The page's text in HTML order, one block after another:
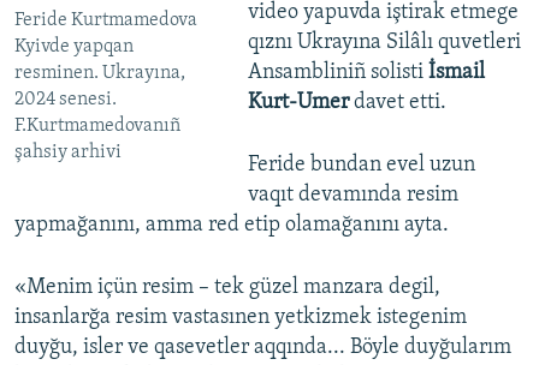
Feride Kurtmamedova
Kyivde yapqan
resminen. Ukrayına,
2024 senesi.
F.Kurtmamedovanıñ
şahsiy arhivi
video yapuvda iştirak etmege
qıznı Ukrayına Silâlı quvetleri
Ansambliniñ solistiİsmail
Kurt-Umerdavet etti.
Feride bundan evel uzun
vaqıt devamında resim
yapmağanını, amma red etip olamağanını ayta.
«Menim içün resim – tek güzel manzara degil,
insanlarğa resim vastasınen yetkizmek istegenim
duyğu, isler ve qasevetler aqqında... Böyle duyğularım